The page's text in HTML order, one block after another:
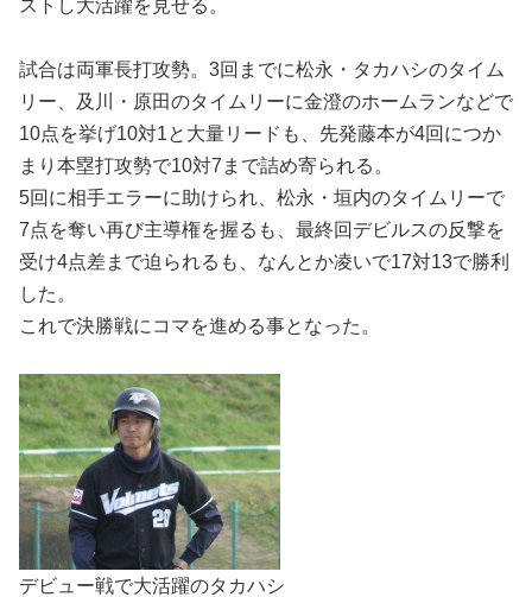
ストし大活躍を見せる。
試合は両軍長打攻勢。3回までに松永・タカハシのタイム
リー、及川・原田のタイムリーに金澄のホームランなどで
10点を挙げ10対1と大量リードも、先発藤本が4回につか
まり本塁打攻勢で10対7まで詰め寄られる。
5回に相手エラーに助けられ、松永・垣内のタイムリーで
7点を奪い再び主導権を握るも、最終回デビルスの反撃を
受け4点差まで迫られるも、なんとか凌いで17対13で勝利
した。
これで決勝戦にコマを進める事となった。
デビュー戦で大活躍のタカハシ